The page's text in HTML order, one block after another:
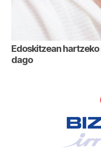
Edoskitzean
dago